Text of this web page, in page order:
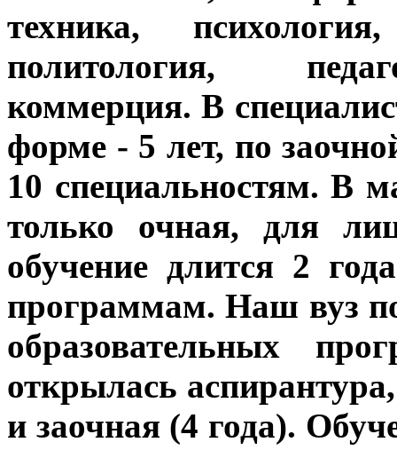
техника,
политология,
коммерция. В
форме - 5 лет, по
10 специальностям. В
только очная, для
обучение длится 2
программам.Наш вуз
образовательных
открылась
и заочная (4 года).